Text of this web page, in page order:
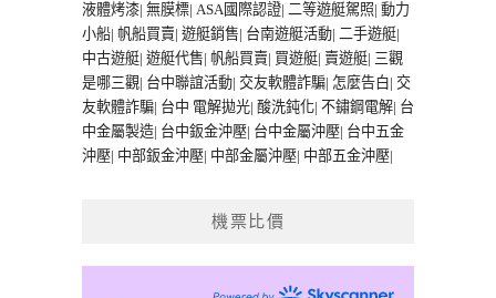
液體烤漆| 無膜標| ASA國際認證| 二等遊艇駕照| 動力
小船| 帆船買賣| 遊艇銷售| 台南遊艇活動| 二手遊艇|
中古遊艇| 遊艇代售| 帆船買賣| 買遊艇| 賣遊艇| 三觀
是哪三觀| 台中聯誼活動| 交友軟體詐騙| 怎麼告白| 交
友軟體詐騙| 台中 電解拋光| 酸洗鈍化| 不鏽鋼電解| 台
中金屬製造| 台中鈑金沖壓| 台中金屬沖壓| 台中五金
沖壓| 中部鈑金沖壓| 中部金屬沖壓| 中部五金沖壓|
機票比價